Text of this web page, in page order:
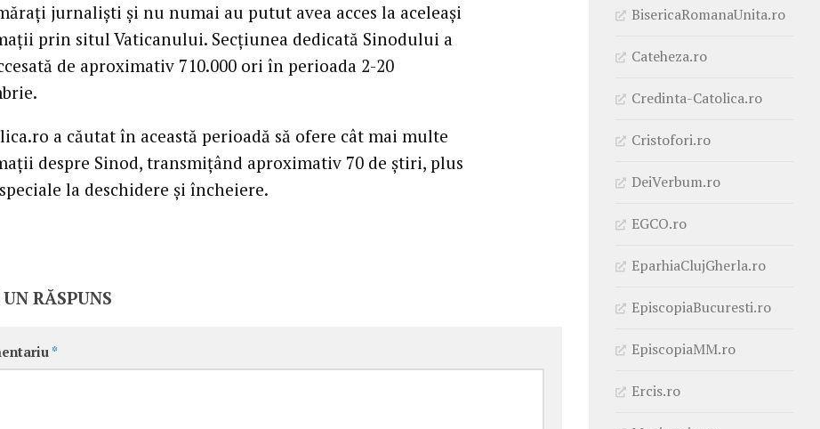
jurnalişti şi nu numai au putut avea acces la aceleaşi
prin situl Vaticanului. Secţiunea dedicată Sinodului a
de aproximativ 710.000 ori în perioada 2-20
a căutat în această perioadă să ofere cât mai multe
despre Sinod, transmiţând aproximativ 70 de ştiri, plus
la deschidere şi încheiere.
RĂSPUNS
*
BisericaRomanaUnita.ro
Cateheza.ro
Credinta-Catolica.ro
Cristofori.ro
DeiVerbum.ro
EGCO.ro
EparhiaClujGherla.ro
EpiscopiaBucuresti.ro
EpiscopiaMM.ro
Ercis.ro